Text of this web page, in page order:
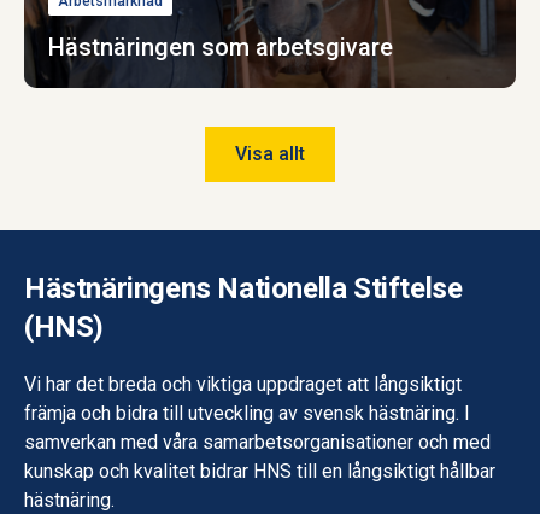
Hästnäringen som arbetsgivare
Visa allt
Hästnäringens Nationella Stiftelse
(HNS)
Vi har det breda och viktiga uppdraget att långsiktigt
främja och bidra till utveckling av svensk hästnäring. I
samverkan med våra samarbetsorganisationer och med
kunskap och kvalitet bidrar HNS till en långsiktigt hållbar
hästnäring.